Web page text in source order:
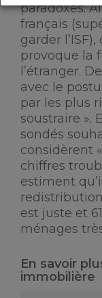
paradoxes.
français
garder
provoque la
l’étranger.
avec le
par les plus
soustraire ».
sondés
considèrent
chiffres
estiment
redistribution
est juste et
ménages
En savoir
immobilière